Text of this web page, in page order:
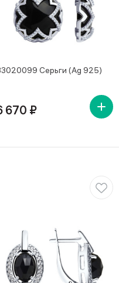
Серьги (Ag 925)
670 ₽